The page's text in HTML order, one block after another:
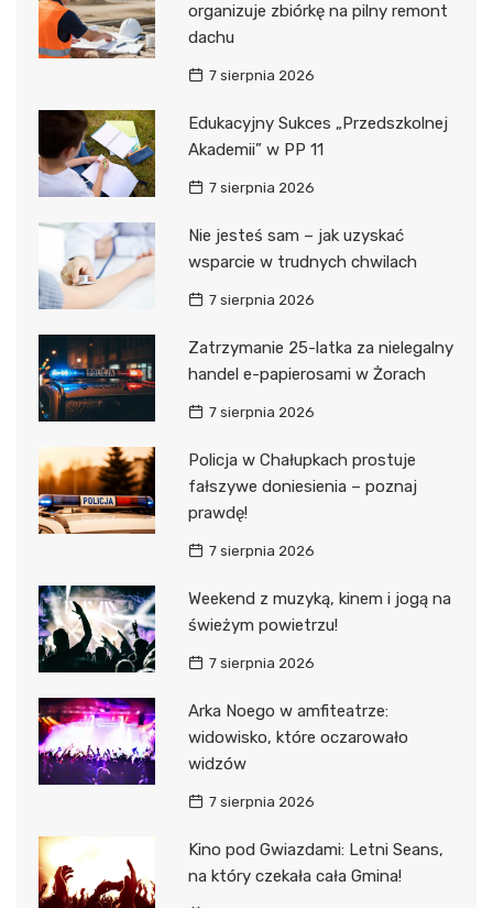
organizuje zbiórkę na pilny remont
dachu
7 sierpnia 2026
Edukacyjny Sukces „Przedszkolnej
Akademii” w PP 11
7 sierpnia 2026
Nie jesteś sam – jak uzyskać
wsparcie w trudnych chwilach
7 sierpnia 2026
Zatrzymanie 25-latka za nielegalny
handel e-papierosami w Żorach
7 sierpnia 2026
Policja w Chałupkach prostuje
fałszywe doniesienia – poznaj
prawdę!
7 sierpnia 2026
Weekend z muzyką, kinem i jogą na
świeżym powietrzu!
7 sierpnia 2026
Arka Noego w amfiteatrze:
widowisko, które oczarowało
widzów
7 sierpnia 2026
Kino pod Gwiazdami: Letni Seans,
na który czekała cała Gmina!